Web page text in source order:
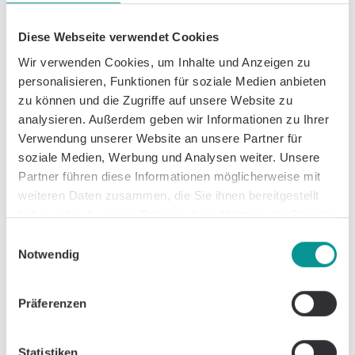
Diese Webseite verwendet Cookies
Wir verwenden Cookies, um Inhalte und Anzeigen zu
personalisieren, Funktionen für soziale Medien anbieten
zu können und die Zugriffe auf unsere Website zu
analysieren. Außerdem geben wir Informationen zu Ihrer
Verwendung unserer Website an unsere Partner für
soziale Medien, Werbung und Analysen weiter. Unsere
Partner führen diese Informationen möglicherweise mit
weiteren Daten zusammen, die Sie ihnen bereitgestellt
haben oder die sie im Rahmen Ihrer Nutzung der Dienste
Notwendig
Präferenzen
"Das Rudern ist gerade für die Arbeit am Schreibtisch
besonders wichtig. Die Brustmuskulatur neigt stark zur
Abschwächung, sodass der Rücken oftmals intensiv
entgegenwirken muss, um die Dysbalance
auszugleichen. Diese Übung eignet sich also perfekt
zur Vorbeugung des Rundrückens. Ziehen Sie den
Bauchnabel immer in Richtung der Wirbelsäule und
stellen Sie sich vor, Sie hätten zwei Handtücher
zwischen Oberarm und Oberkörper- so eng ziehen Sie
Trainingsplan durchführen, können Sie Ihre stolze
Wir wünschen Ihnen und euch viel Spaß beim Sporteln
#casparhealth #übungderwoche